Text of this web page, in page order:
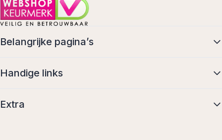
Belangrijke pagina’s
Handige links
Extra